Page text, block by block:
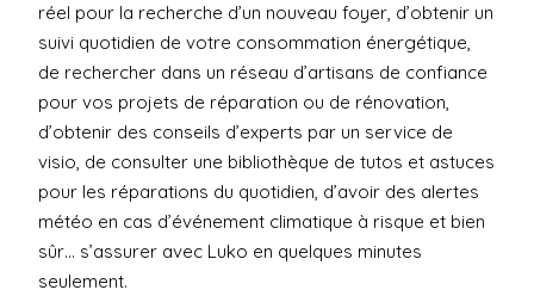
réel pour la recherche d’un nouveau foyer, d’obtenir un
suivi quotidien de votre consommation énergétique,
de rechercher dans un réseau d’artisans de confiance
pour vos projets de réparation ou de rénovation,
d’obtenir des conseils d’experts par un service de
visio, de consulter une bibliothèque de tutos et astuces
pour les réparations du quotidien, d’avoir des alertes
météo en cas d’événement climatique à risque et bien
sûr… s’assurer avec Luko en quelques minutes
seulement.